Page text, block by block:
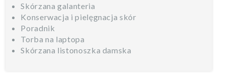
Skórzana galanteria
Konserwacja i pielęgnacja skór
Poradnik
Torba na laptopa
Skórzana listonoszka damska